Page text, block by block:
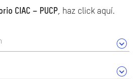
CIAC – PUCP, haz click aquí.